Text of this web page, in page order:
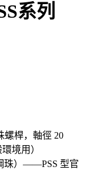
系列
螺桿，軸徑 20
境用）
珠）——PSS 型官